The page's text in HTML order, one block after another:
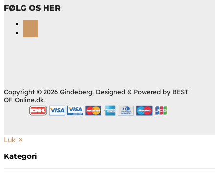
FØLG OS HER
Copyright © 2026 Gindeberg. Designed & Powered by BEST
OF Online.dk.
Luk ✕
Kategori